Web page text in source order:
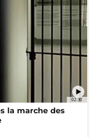
02:30
la marche des